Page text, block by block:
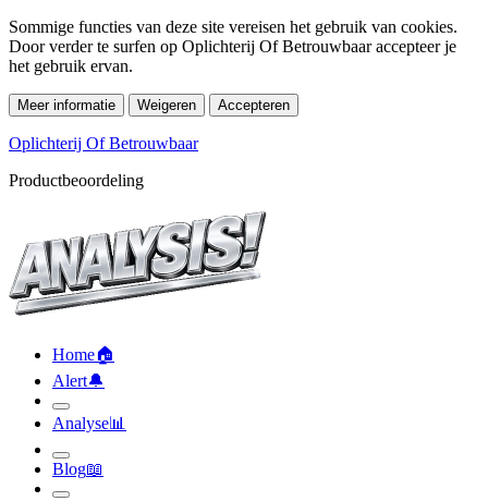
Sommige functies van deze site vereisen het gebruik van cookies.
Door verder te surfen op Oplichterij Of Betrouwbaar accepteer je
het gebruik ervan.
Meer informatie Weigeren Accepteren
Oplichterij Of Betrouwbaar
Productbeoordeling
Home🏠︎
Alert🔔︎
Analyse📊︎
Blog📖︎